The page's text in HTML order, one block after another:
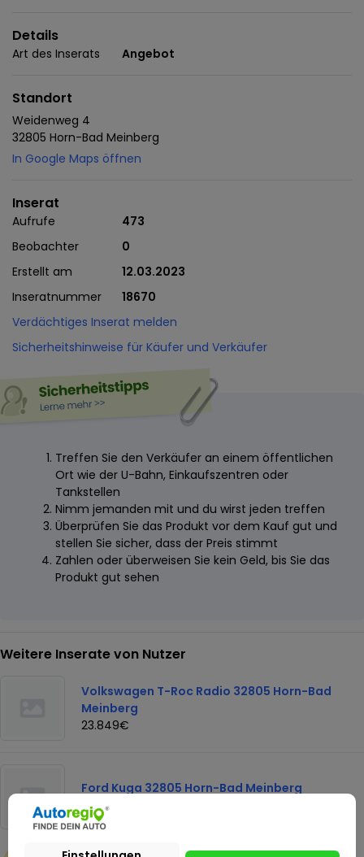
Details
Art des Inserats Angebot
Standort
Weidenweg 4
32805 Horn-Bad Meinberg
In Google Maps öffnen
Inserat
Aufrufe
473
Beobachter
0
Erstellt am
12.03.2023
Inseratnummer
18670
Verdächtiges Inserat melden
Sicherheitshinweise für Käufer und Verkäufer
Treffen Sie den Verkäufer an einem öffentlichen
Ort wie der U-Bahn, Einkaufszentren oder
Tankstellen
Nimm jemanden mit und du wirst jeden treffen
Überprüfen Sie das Produkt vor dem Kauf gut und
stellen Sie sicher, dass der Preis stimmt
Zahlen oder überweisen Sie kein Geld, bis Sie das
Produkt gut sehen
Weitere Inserate von Nutzer
Volkswagen T-Roc Radio 32805 Horn-Bad
Meinberg
23.849€
Ford Kuga 32805 Horn-Bad Meinberg
16.449€